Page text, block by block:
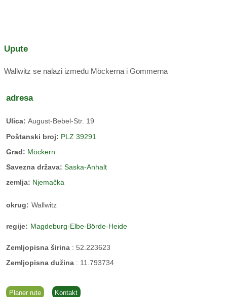
Upute
Wallwitz se nalazi između Möckerna i Gommerna
adresa
Ulica: August-Bebel-Str. 19
Poštanski broj: PLZ 39291
Grad: Möckern
Savezna država: Saska-Anhalt
zemlja: Njemačka
okrug: Wallwitz
regije: Magdeburg-Elbe-Börde-Heide
Zemljopisna širina : 52.223623
Zemljopisna dužina : 11.793734
Planer rute Kontakt